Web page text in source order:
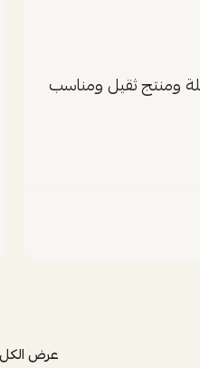
ومنتج ثقيل ومناسب
عرض الكل